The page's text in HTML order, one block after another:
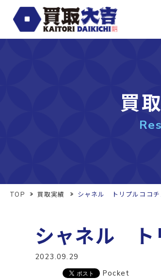
買
TOP 買取実績 シャネル トリプルココチ
シャネル ト
2023.09.29
Pocket